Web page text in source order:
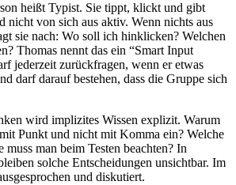
heißt Typist. Sie tippt, klickt und gibt
nicht von sich aus aktiv. Wenn nichts aus
sie nach: Wo soll ich hinklicken? Welchen
Thomas nennt das ein “Smart Input
jederzeit zurückfragen, wenn er etwas
darf darauf bestehen, dass die Gruppe sich
wird implizites Wissen explizit. Warum
Punkt und nicht mit Komma ein? Welche
man beim Testen beachten? In
solche Entscheidungen unsichtbar. Im
und diskutiert.